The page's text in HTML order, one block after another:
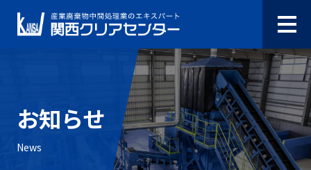
お知らせ
News